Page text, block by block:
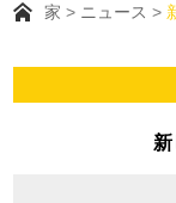
家 ニュース